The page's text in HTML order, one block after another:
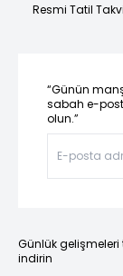
Resmi Tatil
“Günün
sabah e-
olun.”
Günlük
indirin